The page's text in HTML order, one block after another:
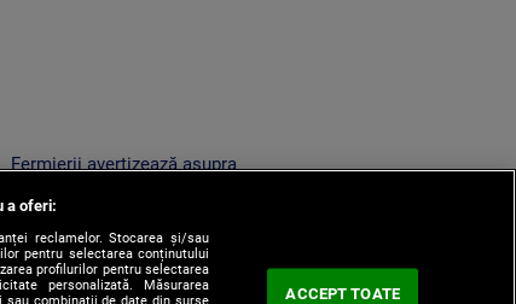
Fermierii avertizează asupra
din cauza secetei. „Avem deja de
achitat facturi uriașe”
a oferi:
reclamelor. Stocarea și/sau
pentru selectarea conținutului
profilurilor pentru selectarea
personalizată. Măsurarea
ACCEPT TOATE